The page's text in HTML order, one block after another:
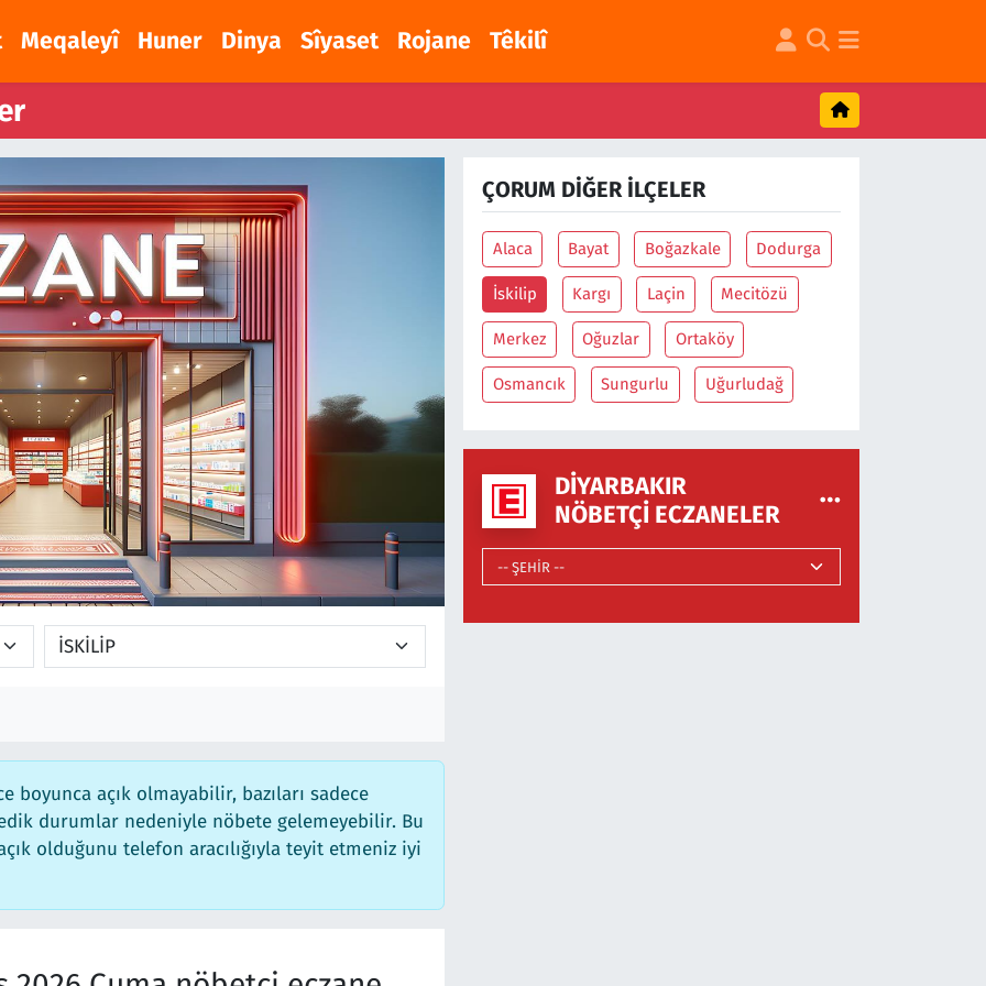
Meqaleyî Huner Dinya Sîyaset Rojane Têkilî
boyunca açık olmayabilir, bazıları sadece
durumlar nedeniyle nöbete gelemeyebilir. Bu
olduğunu telefon aracılığıyla teyit etmeniz iyi
ÇORUM DIĞER İLÇELER
Alaca Bayat Boğazkale Dodurga
İskilip Kargı Laçin Mecitözü
Merkez Oğuzlar Ortaköy
Osmancık Sungurlu Uğurludağ
DIYARBAKIR
NÖBETÇI ECZANELER